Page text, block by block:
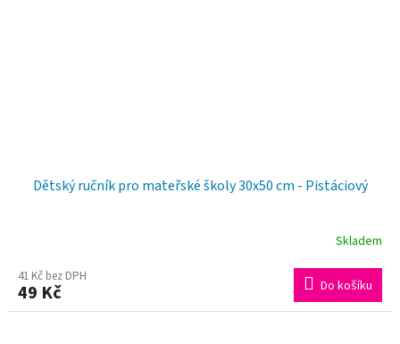
Dětský ručník pro mateřské školy 30x50 cm - Pistáciový
Skladem
41 Kč bez DPH
49 Kč Do košíku